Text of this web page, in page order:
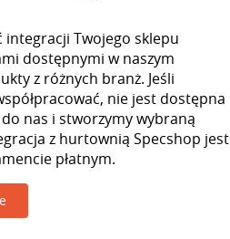
integracji Twojego sklepu
dostępnymi w naszym
z różnych branż. Jeśli
nie jest dostępna
nas i stworzymy wybraną
z hurtownią Specshop jest
płatnym.